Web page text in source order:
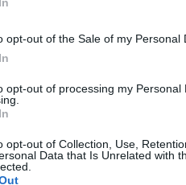
opt-out of the Sale of my Personal
opt-out of processing my Personal
opt-out of Collection, Use,
Data that Is Unrelated with